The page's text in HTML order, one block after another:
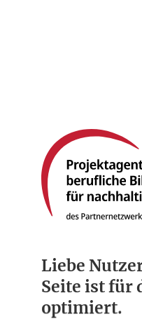
Liebe
Seite ist für
optimiert.